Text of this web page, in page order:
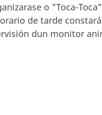
o "Toca-
de tarde
dun monitor